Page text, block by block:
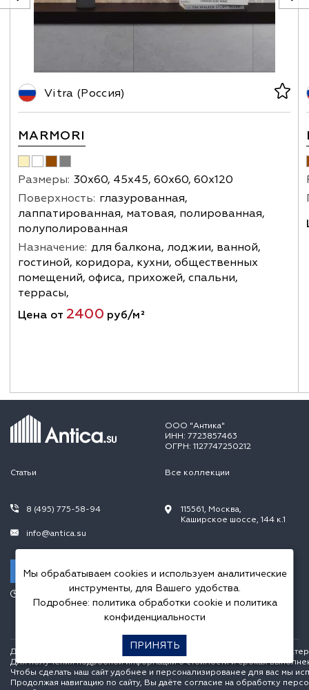
Vitra (Россия)
MARMORI
Размеры: 30х60, 45х45, 60х60, 60х120
Поверхность: глазурованная,
лаппатированная, матовая, полированная,
полуполированная
Назначение: для балкона, лоджии, ванной,
гостиной, коридора, кухни, общественных
помещений, офиса, прихожей, спальни,
террасы,
Цена от 2400 руб/м²
ООО "Антика"
ИНН: 7723857463
ОГРН: 1127747250212
Статьи Все коллекции
8 (495) 775-58-94
info@antica.su
Заказать звонок
115561, Москва,
Каширское шоссе, 144 к.1
Пн.-Пт. 10.00-20.00,
Сб.-Вс. 10.00-18.00
Данный интернет сайт носит исключительно информационный
Для получения подробной информации о стоимости и сроках
Чтобы сделать наш сайт удобнее и персонализированее для вас мы
Продолжая навигацию по сайту, Вы даёте согласие на обработку
Мы обрабатываем cookies и используем аналитические
инструменты, для Вашего удобства.
Подробнее: политика обработки cookieи политика
конфиденциальности
ПРИНЯТЬ